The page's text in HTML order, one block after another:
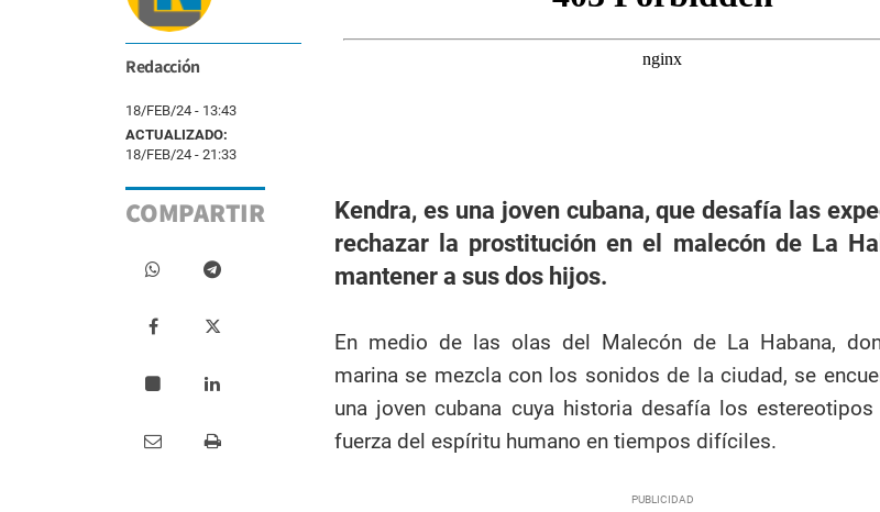
Redacción
18/FEB/24 - 13:43
ACTUALIZADO:
18/FEB/24 - 21:33
COMPARTIR
Kendra, es una joven cubana, que desafía las
rechazar la prostitución en el malecón de La
mantener a sus dos hijos.
En medio de las olas del Malecón de La Habana,
marina se mezcla con los sonidos de la ciudad, se
una joven cubana cuya historia desafía los
fuerza del espíritu humano en tiempos difíciles.